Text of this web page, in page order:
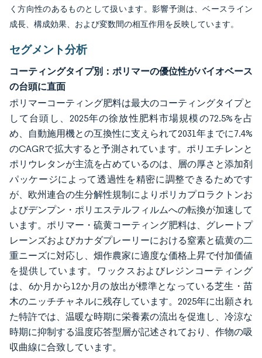
く方向性のあるものとして扱います。影響予測は、ベースライン
成長、構成効果、および変数間の相互作用を反映しています。
セグメント分析
コーティングタイプ別：ポリマーの優位性がバイオベース
の台頭に直面
ポリマーコーティング肥料は最大のコーティングタイプと
して台頭し、2025年の徐放性肥料市場規模の72.5%を占
め、自動施用機との互換性に支えられて2031年までに7.4%
のCAGRで拡大すると予測されています。ポリエチレンと
ポリウレタンが主流を占めているのは、層の厚さと添加剤
パッケージによって透過性を精密に調整できるためです
が、欧州連合の生分解性規制によりポリカプロラクトンお
よびデンプン・ポリエステルフィルムへの転換が加速して
います。ポリマー・硫黄コーティング肥料は、グレートプ
レーンズおよびカナダプレーリーにおける窒素と硫黄の二
重ニーズに対応し、畑作農家に適度な価格上昇で付加価値
を提供しています。ワックスおよびレジンコーティング
は、6か月から12か月の放出が標準となっている芝生・苗
木のニッチチャネルに残存しています。2025年に出願され
た特許では、温暖な時期に栄養素の流出を促進し、冷涼な
時期に抑制する温度応答型層が記述されており、作物の吸
収曲線に合致しています。